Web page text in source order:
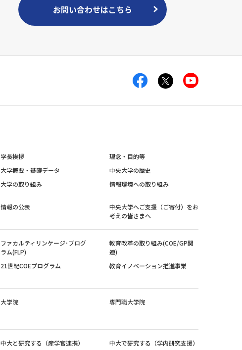
お問い合わせはこちら
学長挨拶
理念・目的等
大学概要・基礎データ
中央大学の歴史
大学の取り組み 情報環境への取り組み
情報の公表
中央大学へご支援（ご寄付）をお
考えの皆さまへ
ファカルティリンケージ･プログ
ラム(FLP)
教育改革の取り組み(COE/GP関
連)
21世紀COEプログラム 教育イノベーション推進事業
大学院
専門職大学院
中大と研究する（産学官連携）
中大で研究する（学内研究支援）